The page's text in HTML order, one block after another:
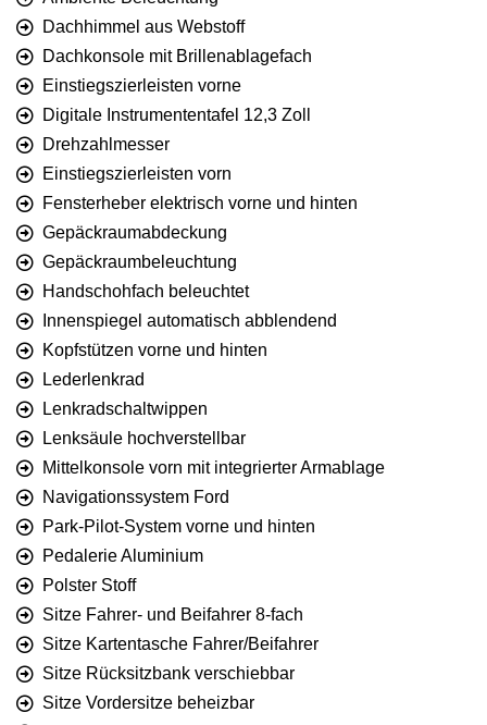
Dachhimmel aus Webstoff
Dachkonsole mit Brillenablagefach
Einstiegszierleisten vorne
Digitale Instrumententafel 12,3 Zoll
Drehzahlmesser
Einstiegszierleisten vorn
Fensterheber elektrisch vorne und hinten
Gepäckraumabdeckung
Gepäckraumbeleuchtung
Handschohfach beleuchtet
Innenspiegel automatisch abblendend
Kopfstützen vorne und hinten
Lederlenkrad
Lenkradschaltwippen
Lenksäule hochverstellbar
Mittelkonsole vorn mit integrierter Armablage
Navigationssystem Ford
Park-Pilot-System vorne und hinten
Pedalerie Aluminium
Polster Stoff
Sitze Fahrer- und Beifahrer 8-fach
Sitze Kartentasche Fahrer/Beifahrer
Sitze Rücksitzbank verschiebbar
Sitze Vordersitze beheizbar